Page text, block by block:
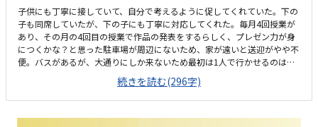
子供にも丁寧に接していて、自分で考えるように促してくれていた。下の
子も同席していたが、下の子にも丁寧に対応してくれた。毎月4回授業が
あり、その月の4回目の授業で作品の発表をするらしく、プレゼン力が身
につくかな？と思った駐車場が周辺にないため、家が遠いと送迎がやや不
便。バスがあるが、大通りにしか来ないため最初は1人で行かせるのはや
や不安。少人数制のため教室は狭いが先生の目は行き届きそうだと思う。
自習室も完備されているので、迎えの時間が遅くなっても自習室で待って
てもらえるので安心。プログラミングの料金はやや高めだが、プログラミ
続きを読む(296字)